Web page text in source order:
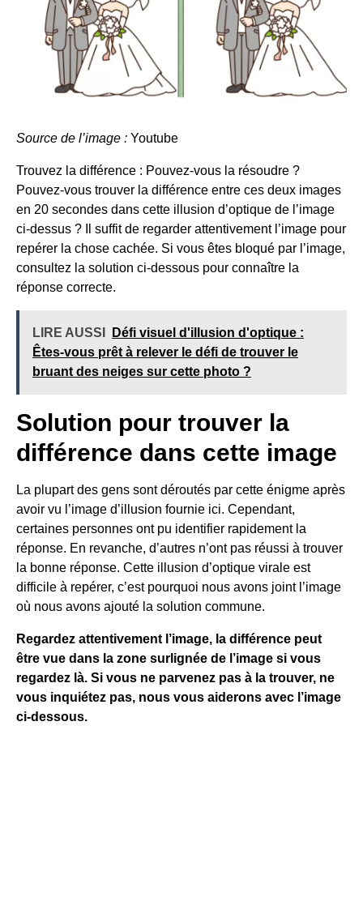
Source de l’image : Youtube
Trouvez la différence : Pouvez-vous la résoudre ?
Pouvez-vous trouver la différence entre ces deux images
en 20 secondes dans cette illusion d’optique de l’image
ci-dessus ? Il suffit de regarder attentivement l’image pour
repérer la chose cachée. Si vous êtes bloqué par l’image,
consultez la solution ci-dessous pour connaître la
réponse correcte.
LIRE AUSSI
Défi visuel d'illusion d'optique :
Êtes-vous prêt à relever le défi de trouver le
bruant des neiges sur cette photo ?
Solution pour trouver la
différence dans cette image
La plupart des gens sont déroutés par cette énigme après
avoir vu l’image d’illusion fournie ici. Cependant,
certaines personnes ont pu identifier rapidement la
réponse. En revanche, d’autres n’ont pas réussi à trouver
la bonne réponse. Cette illusion d’optique virale est
difficile à repérer, c’est pourquoi nous avons joint l’image
où nous avons ajouté la solution commune.
Regardez attentivement l’image, la différence peut
être vue dans la zone surlignée de l’image si vous
regardez là. Si vous ne parvenez pas à la trouver, ne
vous inquiétez pas, nous vous aiderons avec l’image
ci-dessous.